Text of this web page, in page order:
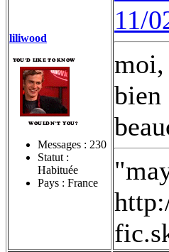
liliwood
Messages : 230
Statut :
Habituée
Pays : France
11/
bien